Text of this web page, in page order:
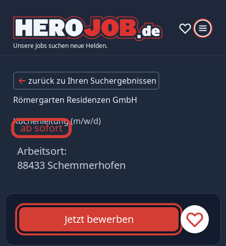
Unsere Jobs suchen neue Helden.
zurück zu Ihren Suchergebnissen
Römergarten Residenzen GmbH
Küchenleitung (m/w/d)
ab sofort
Arbeitsort:
88433 Schemmerhofen
Jetzt bewerben